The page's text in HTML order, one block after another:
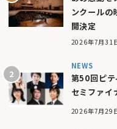
ンクール
開決定
2026年7月31
NEWS
第50回ピテ
セミファイ
2026年7月29